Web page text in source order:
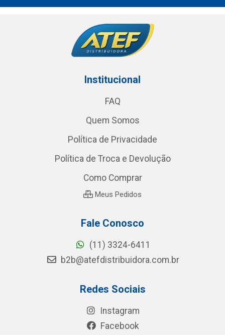
Institucional
FAQ
Quem Somos
Política de Privacidade
Política de Troca e Devolução
Como Comprar
Meus Pedidos
Fale Conosco
(11) 3324-6411
b2b@atefdistribuidora.com.br
Redes Sociais
Instagram
Facebook